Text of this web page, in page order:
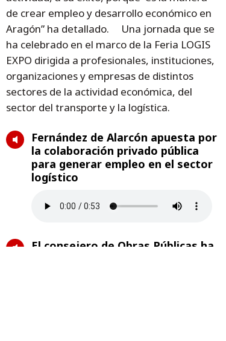
de crear empleo y desarrollo económico en
Aragón” ha detallado. Una jornada que se
ha celebrado en el marco de la Feria LOGIS
EXPO dirigida a profesionales, instituciones,
organizaciones y empresas de distintos
sectores de la actividad económica, del
sector del transporte y la logística.
Fernández de Alarcón apuesta por
la colaboración privado pública
para generar empleo en el sector
logístico
El consejero de Obras Públicas ha